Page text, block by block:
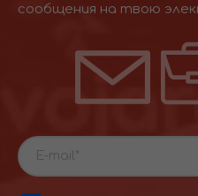
сообщения на твою